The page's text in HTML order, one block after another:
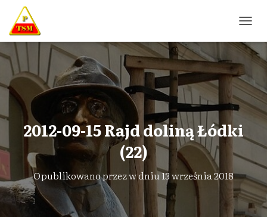
R
Z
Ł
Ą
C
W
G
A
C
J
Ę
2012-09-15 Rajd doliną Łódki
(22)
Opublikowano przezw dniu13 września 2018